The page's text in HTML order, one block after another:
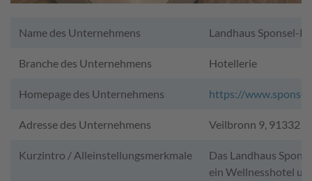
Name des Unternehmens Landhaus Sponsel-
Branche des Unternehmens Hotellerie
Homepage des Unternehmens https://
Adresse des Unternehmens Veilbronn 9, 91332
Kurzintro / Alleinstellungsmerkmale
Das Landhaus
ein Wellnesshotel